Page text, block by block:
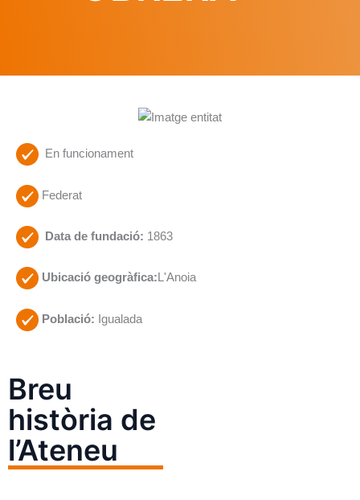
En funcionament
Federat
Data de fundació: 1863
Ubicació geogràfica: L'Anoia
Població: Igualada
Breu
història de
l’Ateneu